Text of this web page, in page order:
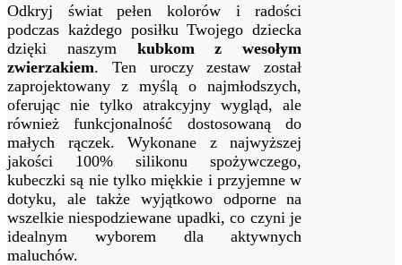
Odkryj świat pełen kolorów i radości
podczas każdego posiłku Twojego dziecka
dzięki naszym kubkom z wesołym
zwierzakiem. Ten uroczy zestaw został
zaprojektowany z myślą o najmłodszych,
oferując nie tylko atrakcyjny wygląd, ale
również funkcjonalność dostosowaną do
małych rączek. Wykonane z najwyższej
jakości 100% silikonu spożywczego,
kubeczki są nie tylko miękkie i przyjemne w
dotyku, ale także wyjątkowo odporne na
wszelkie niespodziewane upadki, co czyni je
idealnym wyborem dla aktywnych
maluchów.